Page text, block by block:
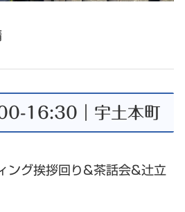
16:30｜宇土本町
ング挨拶回り&茶話会&辻立